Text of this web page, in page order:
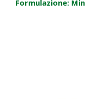
Formulazione: